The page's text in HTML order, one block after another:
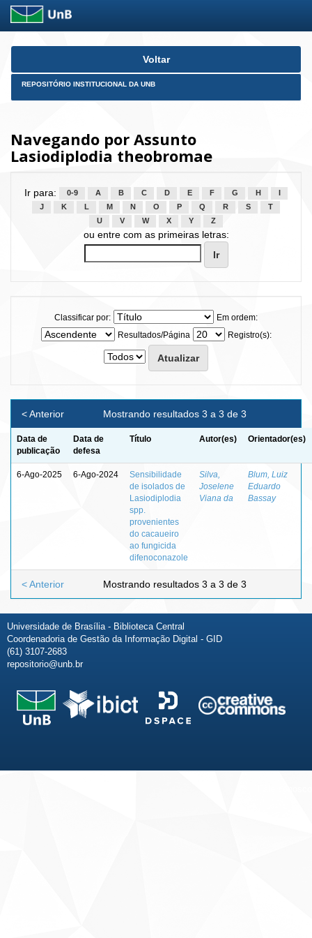
Skip
Voltar
REPOSITÓRIO INSTITUCIONAL DA UNB
Navegando por Assunto
Lasiodiplodia theobromae
Ir para: 0-9 A B C D E F G H
J
K L M N O P Q R S
T
U
V W X Y Z
ou entre com as primeiras letras:
Classificar por:
Em ordem:
Resultados/Página
Registro(s):
Mostrando resultados 3 a 3 de 3
< Anterior
Data de
publicação
Data de
defesa
Título Autor(es) Orientador(es)
6-Ago-2025 6-Ago-2024
Sensibilidade
de isolados de
Lasiodiplodia
spp.
provenientes
do cacaueiro
ao fungicida
difenoconazole
Silva,
Joselene
Viana da
Blum, Luiz
Eduardo
Bassay
Mostrando resultados 3 a 3 de 3
< Anterior
Universidade de Brasília - Biblioteca Central
Coordenadoria de Gestão da Informação Digital - GID
(61) 3107-2683
repositorio@unb.br